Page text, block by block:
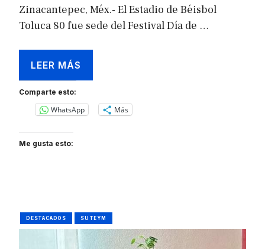
Zinacantepec, Méx.- El Estadio de Béisbol
Toluca 80 fue sede del Festival Día de …
LEER MÁS
Comparte esto:
WhatsApp Más
Me gusta esto:
DESTACADOS SUTEYM